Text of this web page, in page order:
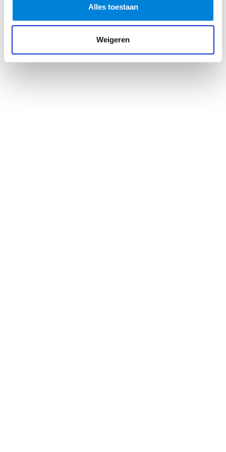
Alles toestaan
Weigeren